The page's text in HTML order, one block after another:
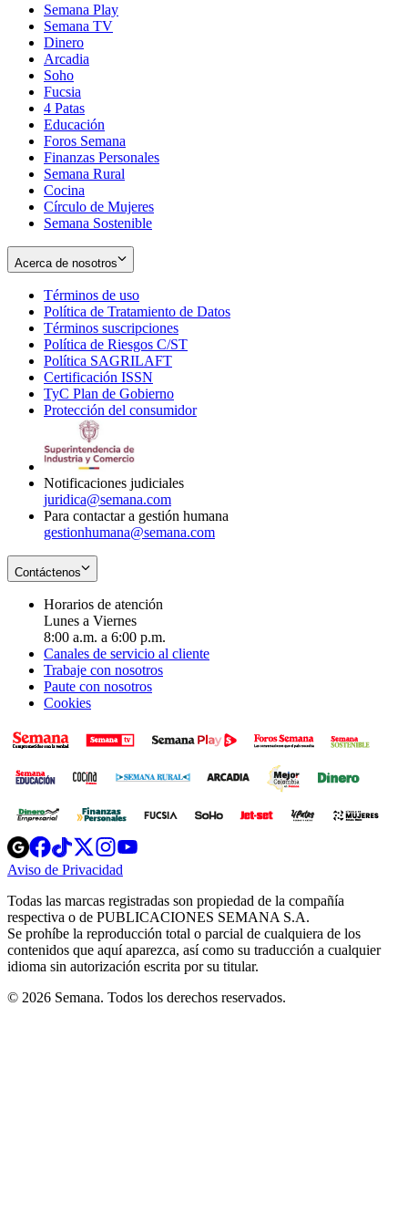
Semana Play
Semana TV
Dinero
Arcadia
Soho
in
new
window
Fucsia
in
new
window
4 Patas
Educación
Foros Semana
Finanzas Personales
Semana Rural
Cocina
Círculo de Mujeres
Semana Sostenible
Acerca de nosotros
Términos de uso
in
new
window
Política de Tratamiento de Datos
Términos suscripciones
in
Política de Riesgos C/ST
Política SAGRILAFT
new
window
Certificación ISSN
in
new
TyC Plan de Gobierno
in
Protección del consumidorOpens
Notificaciones judiciales
juridica@semana.com
Para contactar a gestión humana
gestionhumana@semana.com
Contáctenos
Horarios de atención
Lunes a Viernes
8:00 a.m. a 6:00 p.m.
Canales de servicio al cliente
Trabaje con nosotros
Paute con nosotros
Cookies
Opens
in
new
Opens
in
new
Opens
in
new
window
Opens
new
windowwindow
Aviso de Privacidad
new
window
Todas las marcas registradas son propiedad de la compañía
respectiva o de PUBLICACIONES SEMANA S.A.
Se prohíbe la reproducción total o parcial de cualquiera de los
contenidos que aquí aparezca, así como su traducción a cualquier
idioma sin autorización escrita por su titular.
© 2026 Semana. Todos los derechos reservados.